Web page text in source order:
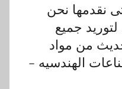
نقدمها نحن
جميع
من مواد
الهندسيه –